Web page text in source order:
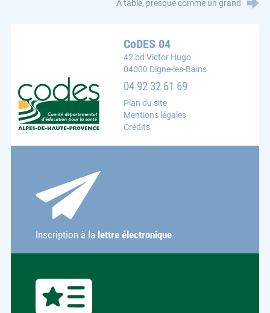
A table, presque comme un grand
CoDES 04 : Comité départemental d'éducation pour la
CoDES 04
42 bd Victor Hugo
04000 Digne-les-Bains
04 92 32 61 69
Plan du site
Mentions légales
Crédits
Inscription à la lettre électronique